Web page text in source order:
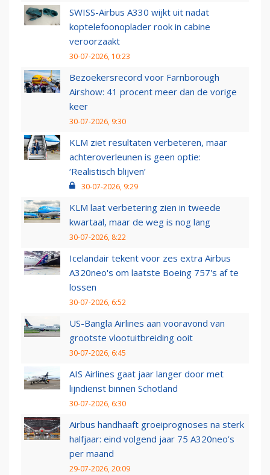
SWISS-Airbus A330 wijkt uit nadat
koptelefoonoplader rook in cabine
veroorzaakt
30-07-2026, 10:23
Bezoekersrecord voor Farnborough
Airshow: 41 procent meer dan de vorige
keer
30-07-2026, 9:30
KLM ziet resultaten verbeteren, maar
achteroverleunen is geen optie:
‘Realistisch blijven’
30-07-2026, 9:29
KLM laat verbetering zien in tweede
kwartaal, maar de weg is nog lang
30-07-2026, 8:22
Icelandair tekent voor zes extra Airbus
A320neo's om laatste Boeing 757's af te
lossen
30-07-2026, 6:52
US-Bangla Airlines aan vooravond van
grootste vlootuitbreiding ooit
30-07-2026, 6:45
AIS Airlines gaat jaar langer door met
lijndienst binnen Schotland
30-07-2026, 6:30
Airbus handhaaft groeiprognoses na sterk
halfjaar: eind volgend jaar 75 A320neo’s
per maand
29-07-2026, 20:09